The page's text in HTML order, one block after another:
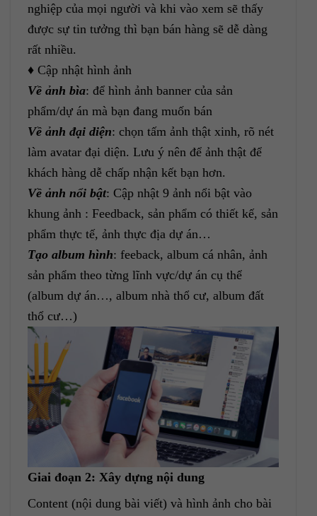
nghiệp của mọi người và khi vào xem sẽ thấy
được sự tin tưởng thì bạn bán hàng sẽ dễ dàng
rất nhiều.
♦ Cập nhật hình ảnh
Về ảnh bìa: để hình ảnh banner của sản
phẩm/dự án mà bạn đang muốn bán
Về ảnh đại diện: chọn tấm ảnh thật xinh, rõ nét
làm avatar đại diện. Lưu ý nên để ảnh thật để
khách hàng dễ chấp nhận kết bạn hơn.
Về ảnh nổi bật: Cập nhật 9 ảnh nổi bật vào
khung ảnh : Feedback, sản phẩm có thiết kế, sản
phẩm thực tế, ảnh thực địa dự án…
Tạo album hình: feeback, album cá nhân, ảnh
sản phẩm theo từng lĩnh vực/dự án cụ thể
(album dự án…, album nhà thổ cư, album đất
thổ cư…)
Giai đoạn 2: Xây dựng nội dung
Content (nội dung bài viết) và hình ảnh cho bài